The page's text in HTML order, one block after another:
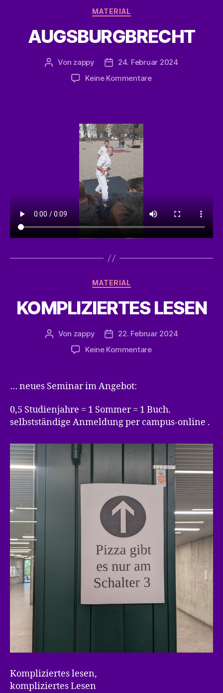
Kategorien
MATERIAL
AUGSBURGBRECHT
Beitragsautor
Von zappy Veröffentlichungsdatum
24. Februar 2024
Keine Kommentarezu
Kategorien
MATERIAL
KOMPLIZIERTES LESEN
Beitragsautor
Von zappy Veröffentlichungsdatum
22. Februar 2024
Keine Kommentarezu
… neues Seminar im Angebot:
0,5 Studienjahre = 1 Sommer = 1 Buch.
selbstständige Anmeldung per campus-online .
Kompliziertes lesen,
kompliziertes Lesen